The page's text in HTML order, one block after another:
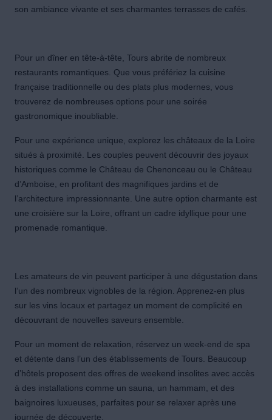
son ambiance vivante et ses charmantes terrasses de cafés.
Pour un dîner en tête-à-tête, Tours abrite de nombreux
restaurants romantiques. Que vous préfériez la cuisine
française traditionnelle ou des plats plus modernes, vous
trouverez de nombreuses options pour une soirée
gastronomique inoubliable.
Pour une expérience unique, explorez les châteaux de la Loire
situés à proximité. Les couples peuvent découvrir des joyaux
historiques comme le Château de Chenonceau ou le Château
d’Amboise, en profitant des magnifiques jardins et de
l’architecture impressionnante. Une autre option charmante est
une croisière sur la Loire, offrant un cadre idyllique pour une
promenade romantique.
Les amateurs de vin peuvent participer à une dégustation dans
l’un des nombreux vignobles de la région. Apprenez-en plus
sur les vins locaux et partagez un moment de complicité en
découvrant de nouvelles saveurs ensemble.
Pour un moment de relaxation, réservez un week-end de spa
et détente dans l’un des établissements de Tours. Beaucoup
d’hôtels proposent des offres de weekend insolites avec accès
à des installations comme un sauna, un hammam, et des
baignoires luxueuses, parfaites pour se relaxer après une
journée de découverte.